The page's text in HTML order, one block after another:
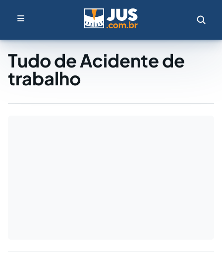
Tudo de Acidente de
trabalho